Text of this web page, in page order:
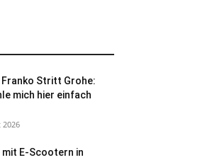
Franko Stritt Grohe:
mich hier einfach
2026
mit E-Scootern in